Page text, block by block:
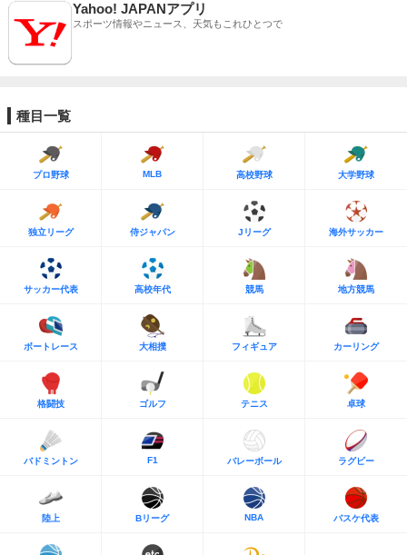
Yahoo! JAPANアプリ
スポーツ情報やニュース、天気もこれひとつで
種目一覧
プロ野球 MLB 高校野球 大学野球
独立リーグ 侍ジャパン Jリーグ 海外サッカー
サッカー代表 高校年代 競馬 地方競馬
ボートレース 大相撲 フィギュア カーリング
格闘技 ゴルフ テニス 卓球
バドミントン F1 バレーボール ラグビー
陸上 Bリーグ NBA バスケ代表